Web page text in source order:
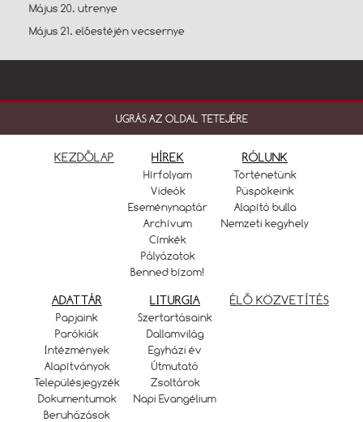
Május 20. utrenye
Május 21. előestéjén vecsernye
UGRÁS AZ OLDAL TETEJÉRE
KEZDŐLAP HÍREK
Hírfolyam
Videók
Eseménynaptár
Archívum
Címkék
Pályázatok
Benned bízom!
RÓLUNK
Történetünk
Püspökeink
Alapító bulla
Nemzeti kegyhely
ADATTÁR
Papjaink
Parókiák
Intézmények
Alapítványok
Településjegyzék
Dokumentumok
Beruházások
LITURGIA
Szertartásaink
Dallamvilág
Egyházi év
Útmutató
Zsoltárok
Napi Evangélium
ÉLŐ KÖZVETÍTÉS